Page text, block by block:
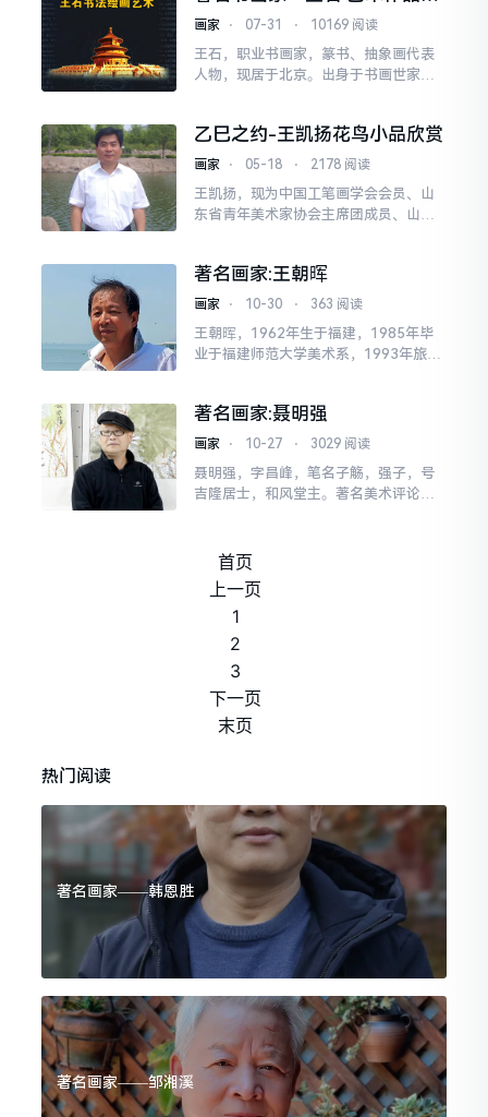
赏
画家 ⋅ 07-31 ⋅ 10169 阅读
王石，职业书画家，篆书、抽象画代表
人物，现居于北京。出身于书画世家，
出。在北京、天津、上海、
乙巳之约-王凯扬花鸟小品欣赏
画家 ⋅ 05-18 ⋅ 2178 阅读
王凯扬，现为中国工笔画学会会员、山
东省青年美术家协会主席团成员、山东
日照市青年美术家协会主
著名画家:王朝晖
画家 ⋅ 10-30 ⋅ 363 阅读
王朝晖，1962年生于福建，1985年毕
业于福建师范大学美术系，1993年旅居
so市艺
著名画家:聂明强
画家 ⋅ 10-27 ⋅ 3029 阅读
聂明强，字昌峰，笔名子觞，强子，号
吉隆居士，和风堂主。著名美术评论
质文化遗产保护协会年画专业
首页
上一页
1
2
3
下一页
末页
热门阅读
著名画家——韩恩胜
著名画家——邹湘溪